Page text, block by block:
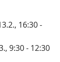
16:30 -
9:30 - 12:30